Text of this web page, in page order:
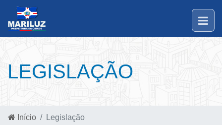
LEGISLAÇÃO
Início Legislação